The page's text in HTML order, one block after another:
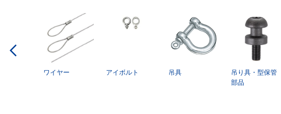
ワイヤー アイボルト 吊具
吊り具・型保管
部品